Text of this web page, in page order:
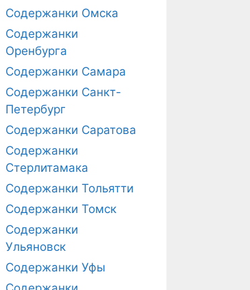
Содержанки Омска
Содержанки
Оренбурга
Содержанки Самара
Содержанки Санкт-
Петербург
Содержанки Саратова
Содержанки
Стерлитамака
Содержанки Тольятти
Содержанки Томск
Содержанки
Ульяновск
Содержанки Уфы